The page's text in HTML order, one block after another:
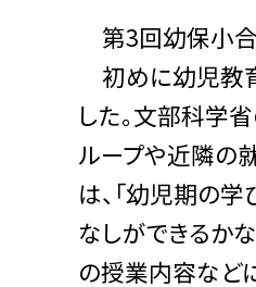
第3回幼保小合
初めに幼児教
した。文部科学
ループや近隣の
は、「幼児期の
なしができるか
の授業内容など